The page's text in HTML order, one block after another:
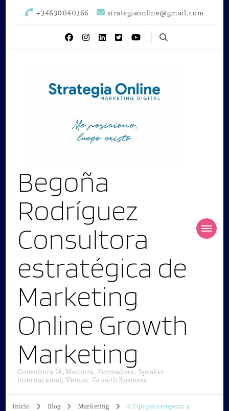
+34630040366 strategiaonline@gmail.com
Begoña
Rodríguez
Consultora
estratégica de
Marketing
Online Growth
Marketing
Consultora IA,Mentora, Formadora, Speaker
internacional, Ventas, Growth Business
Inicio Blog Marketing
4 Tips para empezar a